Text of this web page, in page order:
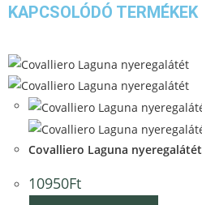
KAPCSOLÓDÓ TERMÉKEK
Covalliero Laguna nyeregalátét
10950Ft